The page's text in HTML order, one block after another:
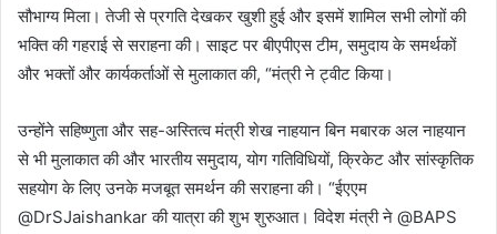
सौभाग्य मिला। तेजी से प्रगति देखकर खुशी हुई और इसमें शामिल सभी लोगों की
भक्ति की गहराई से सराहना की। साइट पर बीएपीएस टीम, समुदाय के समर्थकों
और भक्तों और कार्यकर्ताओं से मुलाकात की, “मंत्री ने ट्वीट किया।
उन्होंने सहिष्णुता और सह-अस्तित्व मंत्री शेख नाहयान बिन मबारक अल नाहयान
से भी मुलाकात की और भारतीय समुदाय, योग गतिविधियों, क्रिकेट और सांस्कृतिक
सहयोग के लिए उनके मजबूत समर्थन की सराहना की। “ईएएम
@DrSJaishankar की यात्रा की शुभ शुरुआत। विदेश मंत्री ने @BAPS